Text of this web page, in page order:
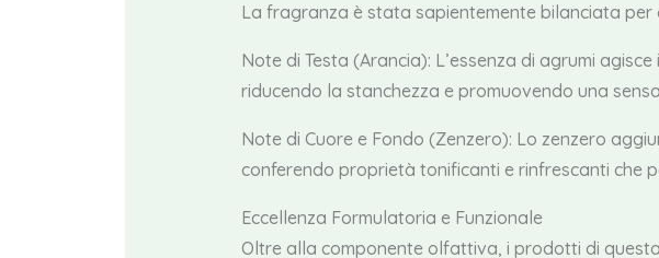
La fragranza è stata sapientemente bilanciata
Note di Testa (Arancia): L’essenza di agrumi
riducendo la stanchezza e promuovendo una
Note di Cuore e Fondo (Zenzero): Lo zenzero
conferendo proprietà tonificanti e rinfrescanti che
Eccellenza Formulatoria e Funzionale
Oltre alla componente olfattiva, i prodotti di